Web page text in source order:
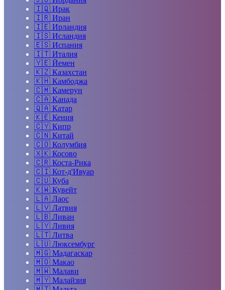
🇮🇶 Ирак
🇮🇷 Иран
🇮🇪 Ирландия
🇮🇸 Исландия
🇪🇸 Испания
🇮🇹 Италия
🇾🇪 Йемен
🇰🇿 Казахстан
🇰🇭 Камбоджа
🇨🇲 Камерун
🇨🇦 Канада
🇶🇦 Катар
🇰🇪 Кения
🇨🇾 Кипр
🇨🇳 Китай
🇨🇴 Колумбия
🇽🇰 Косово
🇨🇷 Коста-Рика
🇨🇮 Кот-д'Ивуар
🇨🇺 Куба
🇰🇼 Кувейт
🇱🇦 Лаос
🇱🇻 Латвия
🇱🇧 Ливан
🇱🇾 Ливия
🇱🇹 Литва
🇱🇺 Люксембург
🇲🇬 Мадагаскар
🇲🇴 Макао
🇲🇼 Малави
🇲🇾 Малайзия